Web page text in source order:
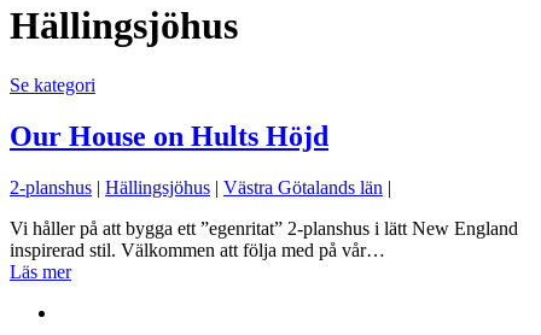
Hällingsjöhus
Se kategori
Our House on Hults Höjd
2-planshus | Hällingsjöhus | Västra Götalands län |
Vi håller på att bygga ett ”egenritat” 2-planshus i lätt New England
inspirerad stil. Välkommen att följa med på vår…
Läs mer